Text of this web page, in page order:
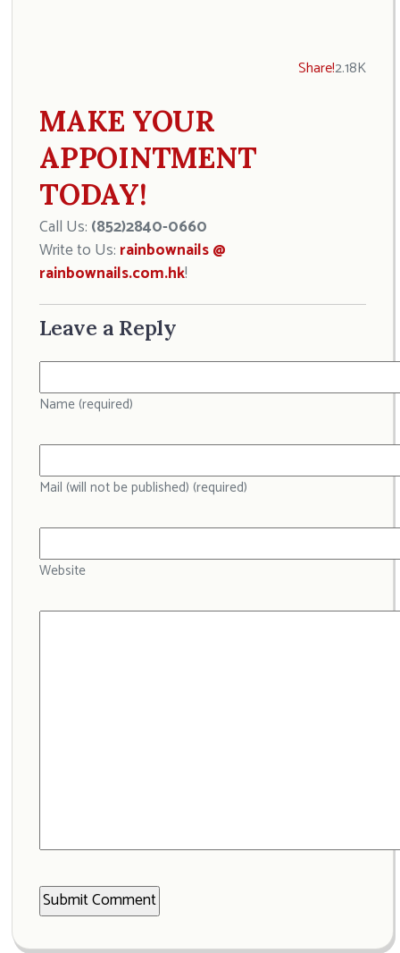
Share!2.18K
MAKE YOUR
APPOINTMENT
TODAY!
Call Us: (852)2840-0660
Write to Us: rainbownails @
rainbownails.com.hk!
Leave a Reply
Name (required)
Mail (will not be published) (required)
Website